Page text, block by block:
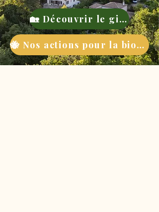
🏡 Découvrir le gite
🐝 Nos actions pour la biodiversité